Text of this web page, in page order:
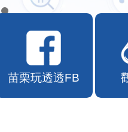
苗栗玩透透FB